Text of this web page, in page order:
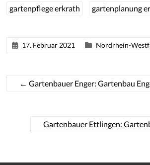
gartenpflege erkrath
gartenplanung
17. Februar 2021 Nordrhein-
← Gartenbauer Enger: Gartenbau
Gartenbauer Ettlingen: